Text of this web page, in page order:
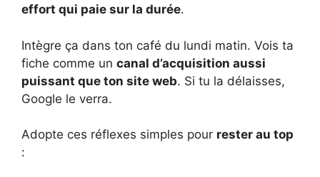
effort qui paie sur la durée.
Intègre ça dans ton café du lundi matin. Vois ta
fiche comme un canal d’acquisition aussi
puissant que ton site web. Si tu la délaisses,
Google le verra.
Adopte ces réflexes simples pour rester au top
: